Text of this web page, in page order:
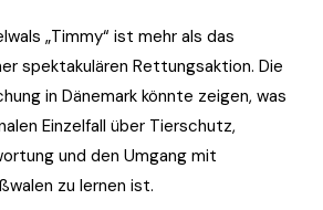
„Timmy“ ist mehr als das
spektakulären Rettungsaktion. Die
in Dänemark könnte zeigen, was
Einzelfall über Tierschutz,
und den Umgang mit
zu lernen ist.